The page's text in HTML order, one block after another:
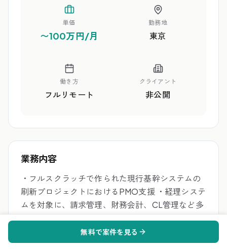
単価
〜100万円/月
勤務地
東京
働き方
フルリモート
クライアント
非公開
業務内容
・フルスクラッチで作られた現行基幹システムの
刷新プロジェクトにおけるPMO支援 ・経理システ
ムを対象に、請求管理、財務会計、CL管理など多
岐にわたる業務の要件定義を推進 ・ユーザー側の
社員代替として、開発ベンダーを束ねて開発を推
進 ・海外パッケージ導入に伴う、英語を用いたベ
無料で案件を見る